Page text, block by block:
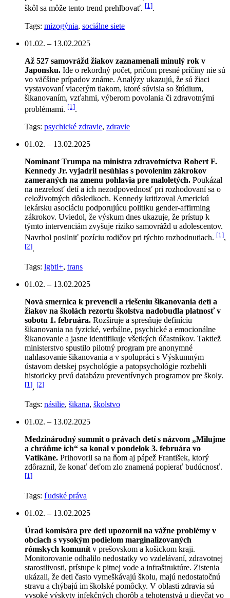
škôl sa môže tento trend prehlbovať. [1].
Tags: mizogýnia, sociálne siete
01.02. – 13.02.2025
Až 527 samovrážd žiakov zaznamenali minulý rok v
Japonsku. Ide o rekordný počet, pričom presné príčiny nie sú
vo väčšine prípadov známe. Analýzy ukazujú, že sú žiaci
vystavovaní viacerým tlakom, ktoré súvisia so štúdium,
šikanovaním, vzťahmi, výberom povolania či zdravotnými
problémami. [1].
Tags: psychické zdravie, zdravie
01.02. – 13.02.2025
Nominant Trumpa na ministra zdravotníctva Robert F.
Kennedy Jr. vyjadril nesúhlas s povolením zákrokov
zameraných na zmenu pohlavia pre maloletých. Poukázal
na nezrelosť detí a ich nezodpovednosť pri rozhodovaní sa o
celoživotných dôsledkoch. Kennedy kritizoval Americkú
lekársku asociáciu podporujúcu politiku gender-affirming
zákrokov. Uviedol, že výskum dnes ukazuje, že prístup k
týmto intervenciám zvyšuje riziko samovrážd u adolescentov.
Navrhol posilniť pozíciu rodičov pri týchto rozhodnutiach. [1],
[2].
Tags: lgbti+, trans
01.02. – 13.02.2025
Nová smernica k prevencii a riešeniu šikanovania detí a
žiakov na školách rezortu školstva nadobudla platnosť v
sobotu 1. februára. Rozširuje a spresňuje definíciu
šikanovania na fyzické, verbálne, psychické a emocionálne
šikanovanie a jasne identifikuje všetkých účastníkov. Taktiež
ministerstvo spustilo pilotný program pre anonymné
nahlasovanie šikanovania a v spolupráci s Výskumným
ústavom detskej psychológie a patopsychológie rozbehli
historicky prvú databázu preventívnych programov pre školy.
[1], [2]
Tags: násilie, šikana, školstvo
01.02. – 13.02.2025
Medzinárodný summit o právach detí s názvom „Milujme
a chráňme ich“ sa konal v pondelok 3. februára vo
Vatikáne. Prihovoril sa na ňom aj pápež František, ktorý
zdôraznil, že konať deťom zlo znamená popierať budúcnosť.
[1]
Tags: ľudské práva
01.02. – 13.02.2025
Úrad komisára pre deti upozornil na vážne problémy v
obciach s vysokým podielom marginalizovaných
rómskych komunít v prešovskom a košickom kraji.
Monitorovanie odhalilo nedostatky vo vzdelávaní, zdravotnej
starostlivosti, prístupe k pitnej vode a infraštruktúre. Zistenia
ukázali, že deti často vymeškávajú školu, majú nedostatočnú
stravu a chýbajú im školské pomôcky. V oblasti zdravia sú
vysoké výskyty infekčných chorôb a tehotenstvá u dievčat vo